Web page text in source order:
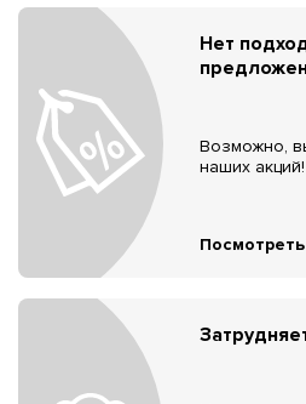
Нет
Возможно,
наших акций!